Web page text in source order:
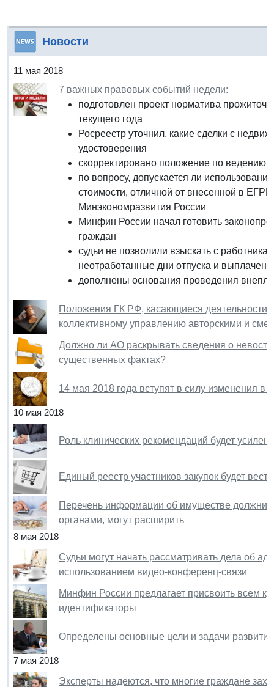
Новости
11 мая 2018
7 важных правовых событий недели:
подготовлен проект норматива
текущего года
Росреестр уточнил, какие сделки с
удостоверения
скорректировано положение по ведению
по вопросу, допускается ли
стоимости, отличной от внесенной в
Минэкономразвития России
Минфин России начал готовить
граждан
судьи не позволили взыскать с
неотработанные дни отпуска и
дополнены основания проведения
Положения ГК РФ, касающиеся деятельности
коллективному управлению авторскими и
Должно ли АО раскрывать сведения о
существенных фактах?
14 мая 2018 года вступят в силу изменения
10 мая 2018
Роль клинических рекомендаций будет усилена
Единый реестр участников закупок будет
Перечень информации об имуществе
органами, могут расширить
8 мая 2018
Судьи могут начать рассматривать дела об
использованием видео-конференц-связи
Минфин России предлагает присвоить всем
идентификаторы
Определены основные цели и задачи
7 мая 2018
Эксперты надеются, что многие граждане